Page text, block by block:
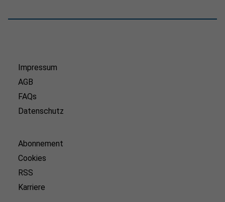
Impressum
AGB
FAQs
Datenschutz
Abonnement
Cookies
RSS
Karriere